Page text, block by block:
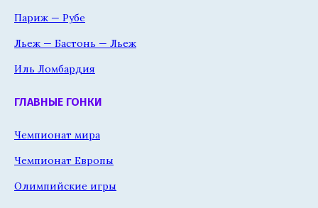
Париж — Рубе
Льеж — Бастонь — Льеж
Иль Ломбардия
ГЛАВНЫЕ ГОНКИ
Чемпионат мира
Чемпионат Европы
Олимпийские игры